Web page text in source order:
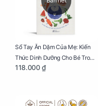
Sổ Tay Ăn Dặm Của Mẹ: Kiến
Thức Dinh Dưỡng Cho Bé Trong
Tuổi Ăn Dặm
118.000 ₫